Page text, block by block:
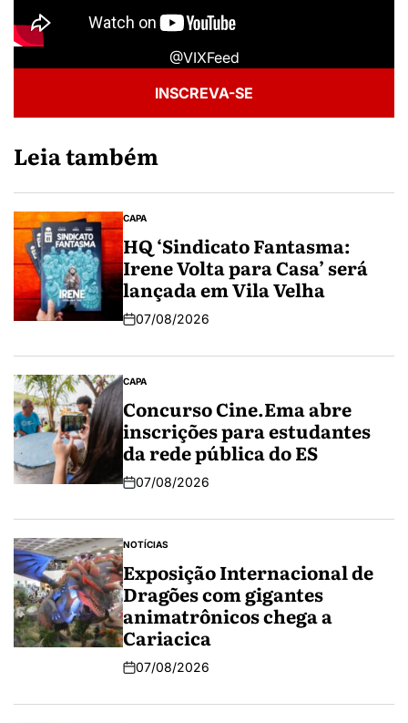
@VIXFeed
INSCREVA-SE
Leia também
CAPA
HQ ‘Sindicato Fantasma:
Irene Volta para Casa’ será
lançada em Vila Velha
07/08/2026
CAPA
Concurso Cine.Ema abre
inscrições para estudantes
da rede pública do ES
07/08/2026
NOTÍCIAS
Exposição Internacional de
Dragões com gigantes
animatrônicos chega a
Cariacica
07/08/2026